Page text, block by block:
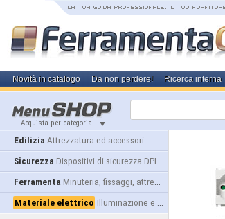
Novità in catalogo Da non perdere! Ricerca interna
Acquista per categoria
Edilizia Attrezzatura ed accessori
Sicurezza Dispositivi di sicurezza DPI
Ferramenta Minuteria, fissaggi, attrezzatura
Materiale elettrico Illuminazione e alimentazione